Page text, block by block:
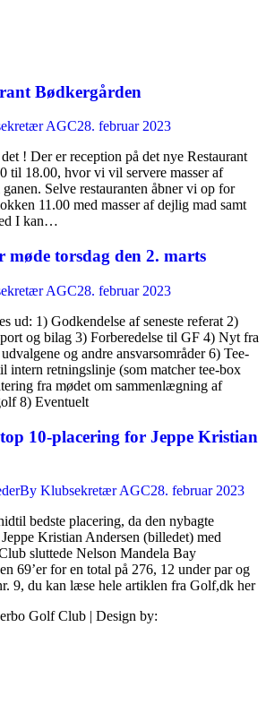
Bødkergården
AGC28. februar 2023
! Der er reception på det nye Restaurant
til 18.00, hvor vi vil servere masser af
Selve restauranten åbner vi op for
11.00 med masser af dejlig mad samt
I kan…
møde torsdag den 2. marts
AGC28. februar 2023
ud: 1) Godkendelse af seneste referat 2)
og bilag 3) Forberedelse til GF 4) Nyt fra
og andre ansvarsområder 6) Tee-
intern retningslinje (som matcher tee-box
fra mødet om sammenlægning af
8) Eventuelt
10-placering for Jeppe Kristian
By Klubsekretær AGC28. februar 2023
bedste placering, da den nybagte
Kristian Andersen (billedet) med
sluttede Nelson Mandela Bay
69’er for en total på 276, 12 under par og
9, du kan læse hele artiklen fra Golf,dk her
Golf Club | Design by: